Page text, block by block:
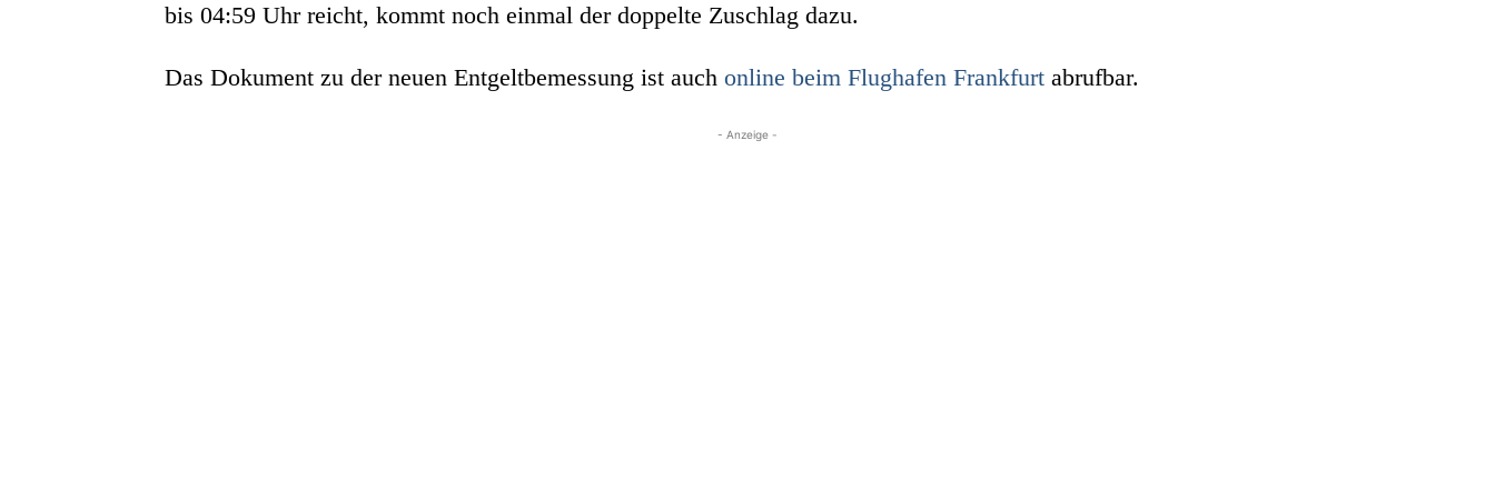
bis 04:59 Uhr reicht, kommt noch einmal der doppelte Zuschlag dazu.
Das Dokument zu der neuen Entgeltbemessung ist auch online beim Flughafen Frankfurt abrufbar.
- Anzeige -